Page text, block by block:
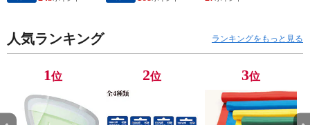
VANGUARD バンガ
人気ランキング ランキングをもっと見る
1位 2位 3位